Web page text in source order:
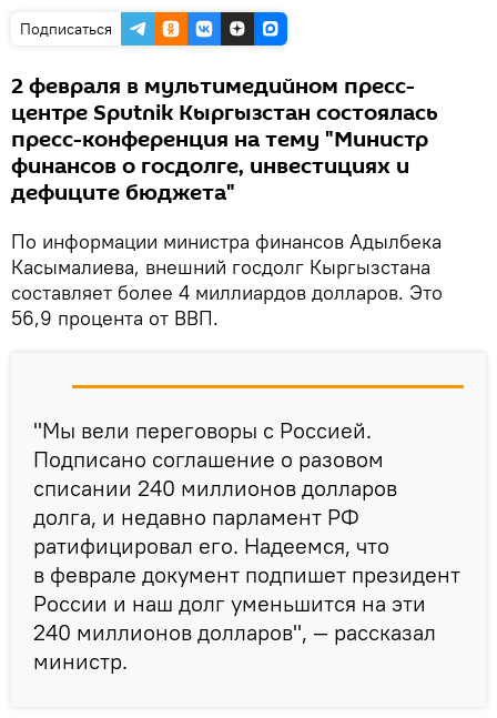
Подписаться
2 февраля в мультимедийном пресс-
центре Sputnik Кыргызстан состоялась
пресс-конференция на тему "Министр
финансов о госдолге, инвестициях и
дефиците бюджета"
По информации министра финансов Адылбека
Касымалиева, внешний госдолг Кыргызстана
составляет более 4 миллиардов долларов. Это
56,9 процента от ВВП.
"Мы вели переговоры с Россией.
Подписано соглашение о разовом
списании 240 миллионов долларов
долга, и недавно парламент РФ
ратифицировал его. Надеемся, что
в феврале документ подпишет президент
России и наш долг уменьшится на эти
240 миллионов долларов", — рассказал
министр.